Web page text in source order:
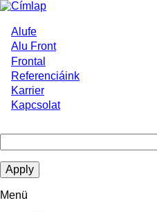
Ugrás
tartalomra
Main
navigation
Alufe
Alu Front
Frontal
Referenciáink
Karrier
Kapcsolat
Menü